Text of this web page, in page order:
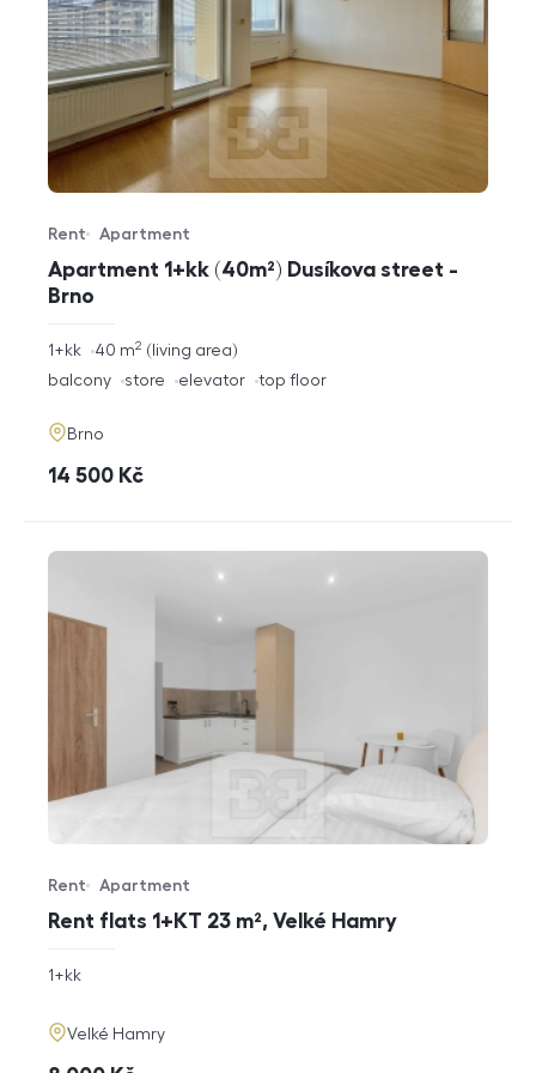
Apartment 1+kk (40m²) Dusíkova street -
Brno
Offer type
Rent
Property type
Apartment
rozměry
1+kk living area
40 m2
funkce
balcony store elevator top floor
adresa
Brno
cena
14 500 Kč
Rent flats 1+KT 23 m², Velké Hamry
Offer type
Rent
Property type
Apartment
rozměry
1+kk
adresa
Velké Hamry